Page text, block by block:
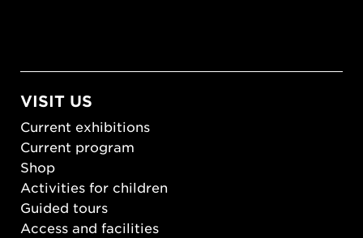
VISIT US
Current exhibitions
Current program
Shop
Activities for children
Guided tours
Access and facilities